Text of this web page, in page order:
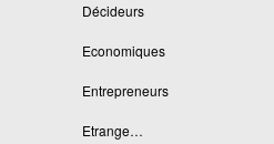
Décideurs
Economiques
Entrepreneurs
Etrange…